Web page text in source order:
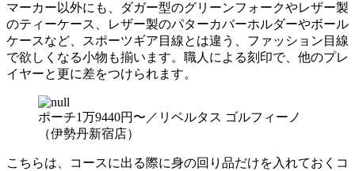
マーカー以外にも、ダガー型のグリーンフォークやレザー製
のティーケース、レザー製のパターカバーホルダーやボール
ケースなど、スポーツギア目線とは違う、ファッション目線
で欲しくなる小物も揃います。職人による刻印で、他のプレ
イヤーと更に差をつけられます。
ポーチ1万9440円〜／リベルタス ゴルフィーノ
（伊勢丹新宿店）
こちらは、コースに出る際に身の回り品だけを入れておくコ